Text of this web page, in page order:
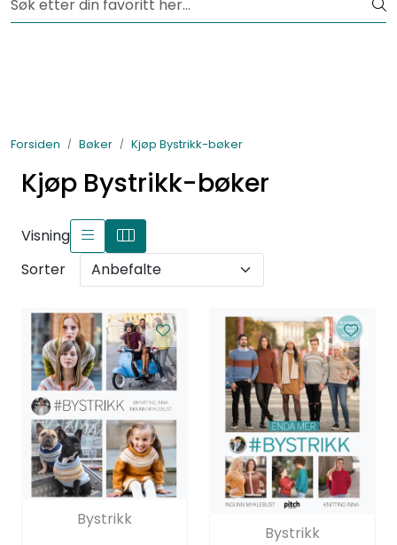
Skip to main contentFri frakt fra kr 1200,-
Forsiden Bøker Kjøp Bystrikk-bøker
Kjøp Bystrikk-bøker
Visning
Sorter
Bystrikk
Bystrikk
Garn
Tilbehør
Bøker
Kolleksjoner